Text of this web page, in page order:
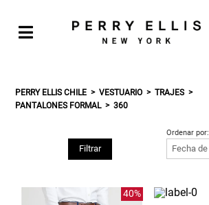
PERRY ELLIS CHILE VESTUARIO
TRAJES
PANTALONES FORMAL
360
Filtrar
Ordenar por:
40%